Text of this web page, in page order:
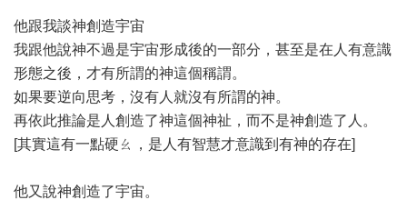
他跟我談神創造宇宙
我跟他說神不過是宇宙形成後的一部分，甚至是在人有意識
形態之後，才有所謂的神這個稱謂。
如果要逆向思考，沒有人就沒有所謂的神。
再依此推論是人創造了神這個神祉，而不是神創造了人。
[其實這有一點硬ㄠ，是人有智慧才意識到有神的存在]
他又說神創造了宇宙。